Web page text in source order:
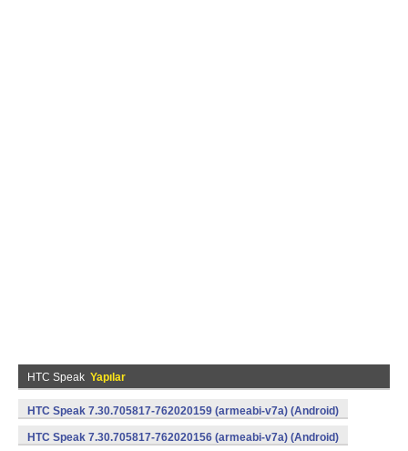
HTC Speak Yapılar
HTC Speak 7.30.705817-762020159 (armeabi-v7a) (Android)
HTC Speak 7.30.705817-762020156 (armeabi-v7a) (Android)